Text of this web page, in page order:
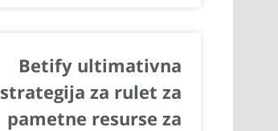
Betify ultimativna
strategija za rulet za
pametne resurse za